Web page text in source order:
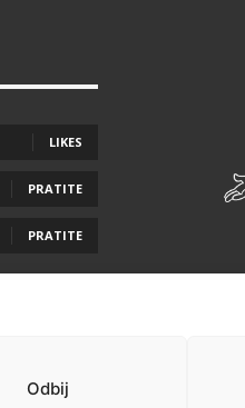
Odbij
LIKES
PRATITE
PRATITE